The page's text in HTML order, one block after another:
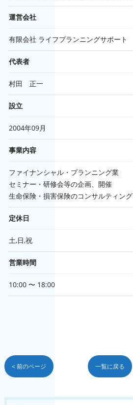
運営会社
有限会社 ライフプランニングサポート
代表者
村田 正一
設立
2004年09月
事業内容
ファイナンシャル・プランニング業
セミナー・研修会等の企画、開催
生命保険・損害保険のコンサルティング
定休日
土,日,祝
営業時間
10:00 〜 18:00
< 前のページ 一覧に戻る